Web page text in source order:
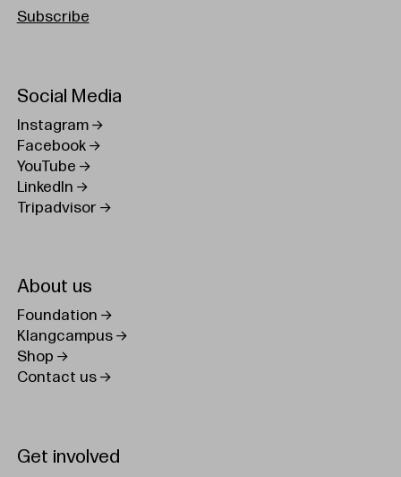
Subscribe
Social Media
Instagram
Facebook
YouTube
LinkedIn
Tripadvisor
About us
Foundation
Klangcampus
Shop
Contact us
Get involved